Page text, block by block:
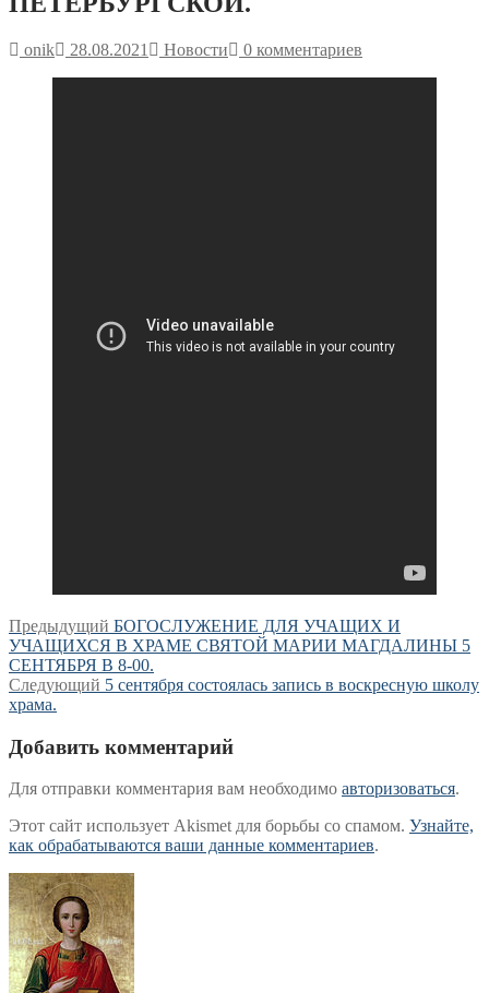
onik 28.08.2021 Новости 0 комментариев
Навигация
по
записям
Предыдущий Предыдущая
запись:
БОГОСЛУЖЕНИЕ ДЛЯ УЧАЩИХ И
УЧАЩИХСЯ В ХРАМЕ СВЯТОЙ МАРИИ МАГДАЛИНЫ 5
СЕНТЯБРЯ В 8-00.
Следующий Следующая
5 сентября состоялась запись в воскресную школу
храма.
Добавить комментарий
Для отправки комментария вам необходимо авторизоваться.
Этот сайт использует Akismet для борьбы со спамом. Узнайте,
как обрабатываются ваши данные комментариев.